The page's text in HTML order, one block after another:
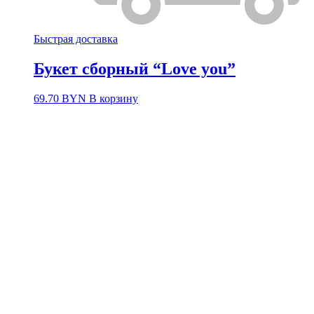
Быстрая доставка
Букет сборный “Love you”
69.70 BYN В корзину